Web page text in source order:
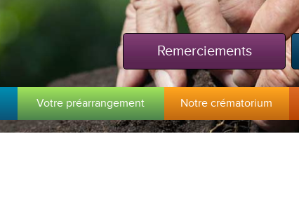
Remerciements
Votre préarrangement Notre crématorium